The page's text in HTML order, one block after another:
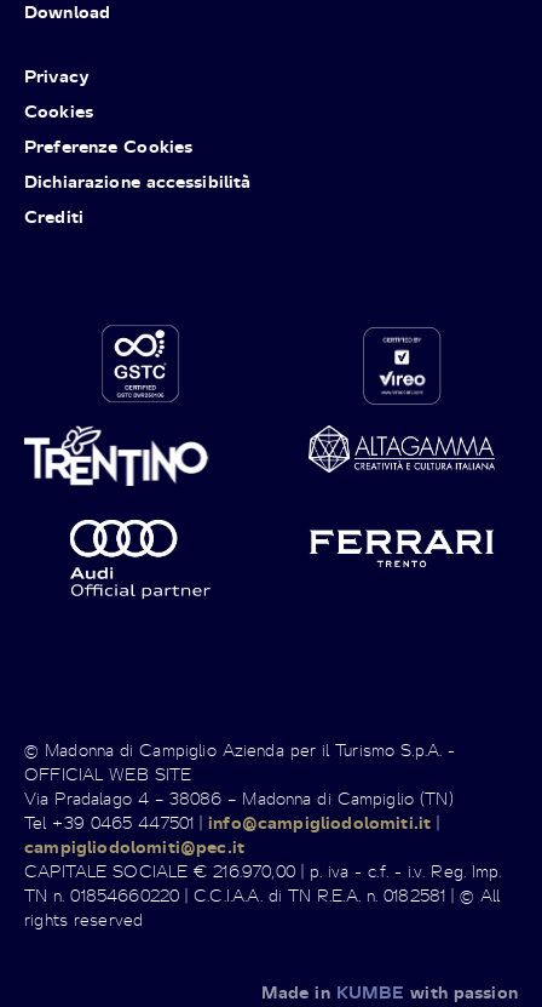
Download
Privacy
Cookies
Preferenze Cookies
Dichiarazione accessibilità
Crediti
© Madonna di Campiglio Azienda per il Turismo S.p.A. -
OFFICIAL WEB SITE
Via Pradalago 4 – 38086 – Madonna di Campiglio (TN)
Tel +39 0465 447501 |info@campigliodolomiti.it |
campigliodolomiti@pec.it
CAPITALE SOCIALE € 216.970,00 | p. iva - c.f. - i.v. Reg. Imp.
TN n. 01854660220 | C.C.I.A.A. di TN R.E.A. n. 0182581 | © All
rights reserved
Made in KUMBE with passion